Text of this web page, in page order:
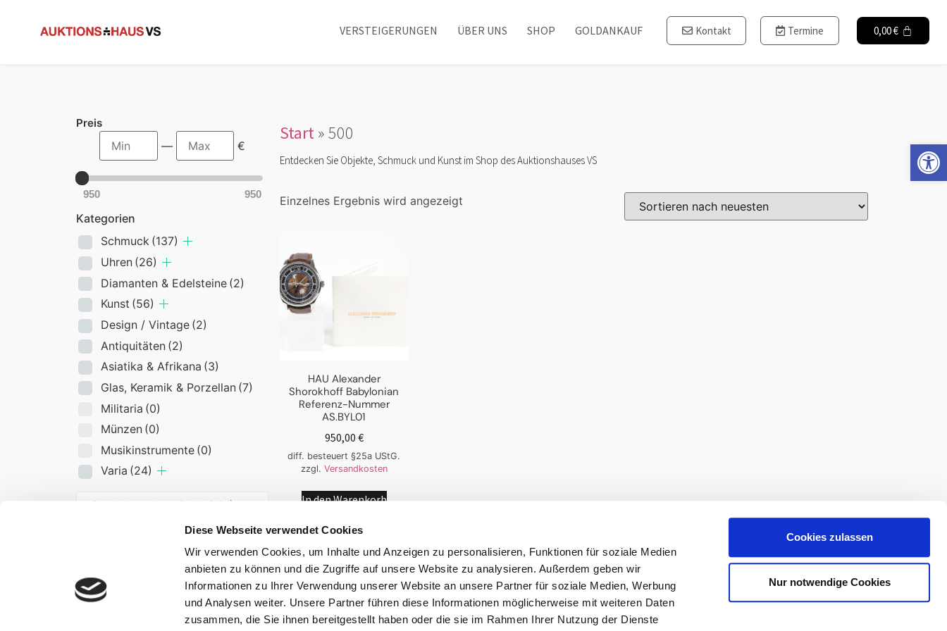
Diese Webseite verwendet Cookies
Wir verwenden Cookies, um Inhalte und Anzeigen zu personalisieren, Funktionen für soziale Medien
anbieten zu können und die Zugriffe auf unsere Website zu analysieren. Außerdem geben wir
Informationen zu Ihrer Verwendung unserer Website an unsere Partner für soziale Medien, Werbung
und Analysen weiter. Unsere Partner führen diese Informationen möglicherweise mit weiteren Daten
zusammen, die Sie ihnen bereitgestellt haben oder die sie im Rahmen Ihrer Nutzung der Dienste
Cookies zulassen
Nur notwendige Cookies
VERSTEIGERUNGEN ÜBER UNS SHOP GOLDANKAUF Kontakt Termine 0,00€
Preis
— €
950 950
Kategorien
Schmuck (137)
Uhren (26)
Diamanten & Edelsteine (2)
Kunst (56)
Design / Vintage (2)
Antiquitäten (2)
Asiatika & Afrikana (3)
Glas, Keramik & Porzellan (7)
Militaria (0)
Münzen (0)
Musikinstrumente (0)
Varia (24)
Metalle
Start»500
Entdecken Sie Objekte, Schmuck und Kunst im Shop des Auktionshauses VS
Einzelnes Ergebnis wird angezeigt
HAU Alexander
Shorokhoff Babylonian
Referenz-Nummer
AS.BYL01
950,00 €
diff. besteuert §25a UStG.
zzgl. Versandkosten
In den Warenkorb